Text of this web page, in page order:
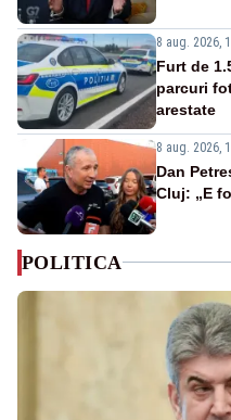
8 aug. 2026,
Furt de
parcuri
arestate
8 aug. 2026,
Dan
Cluj: „E
POLITICA